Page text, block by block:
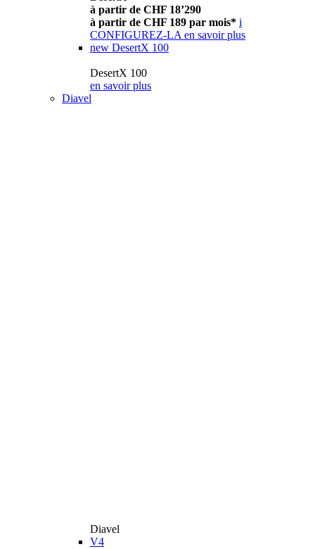
à partir de CHF 18’290
à partir de CHF 189 par mois* i
CONFIGUREZ-LA en savoir plus
new DesertX 100
DesertX 100
en savoir plus
Diavel
Diavel
V4